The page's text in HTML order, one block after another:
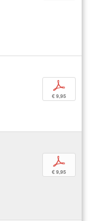
p
€ 9,95
p
€ 9,95